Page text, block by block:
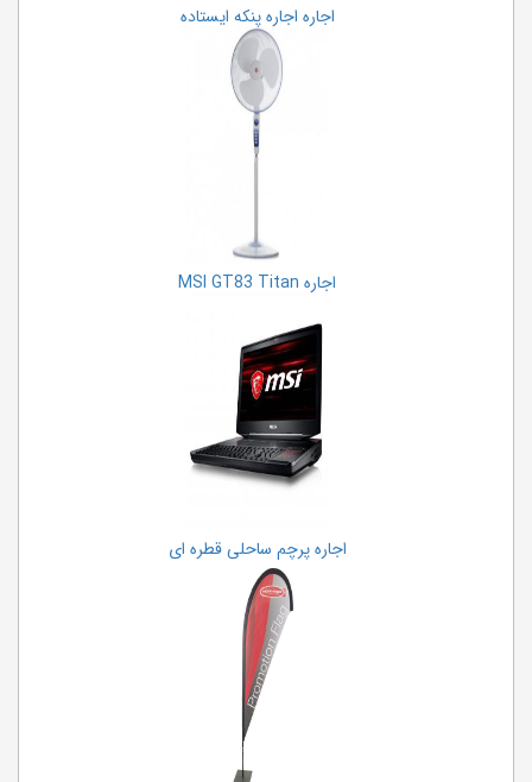
اجاره اجاره پنکه ایستاده
اجاره MSI GT83 Titan
اجاره پرچم ساحلی قطره ای